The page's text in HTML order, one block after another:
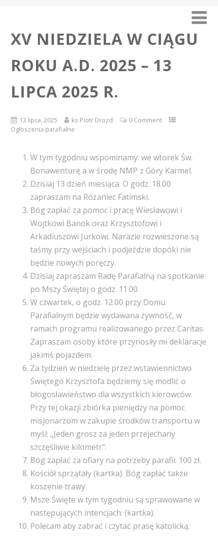
XV NIEDZIELA W CIĄGU
ROKU A.D. 2025 – 13
LIPCA 2025 R.
13 lipca, 2025 ks Piotr Drozd
0 Comment
Ogłoszenia parafialne
W tym tygodniu wspominamy: we wtorek Św.
Bonawenturę a w środę NMP z Góry Karmel.
Dzisiaj 13 dzień miesiąca. O godz. 18.00
zapraszam na Różaniec Fatimski.
Bóg zapłać za pomoc i pracę Wiesławowi i
Wojtkowi Banok oraz Krzysztofowi i
Arkadiuszowi Jurkowi. Narazie rozwieszone są
taśmy przy wejściach i podjeździe dopóki nie
będzie nowych poręczy.
Dzisiaj zapraszam Radę Parafialną na spotkanie
po Mszy Świętej o godz. 11.00.
W czwartek, o godz. 12.00 przy Domu
Parafialnym będzie wydawana żywność, w
ramach programu realizowanego przez Caritas.
Zapraszam osoby które przynosiły mi deklaracje
jakimś pojazdem.
Za tydzień w niedzielę przez wstawiennictwo
Świętego Krzysztofa będziemy się modlić o
błogosławieństwo dla wszystkich kierowców.
Przy tej okazji zbiórka pieniędzy na pomoc
misjonarzom w zakupie środków transportu w
myśl: „Jeden grosz za jeden przejechany
szczęśliwie kilometr”.
Bóg zapłać za ofiary na potrzeby parafii: 100 zł.
Kościół sprzątały (kartka). Bóg zapłać także
koszenie trawy.
Msze Święte w tym tygodniu są sprawowane w
następujących intencjach: (kartka).
Polecam aby zabrać i czytać prasę katolicką.